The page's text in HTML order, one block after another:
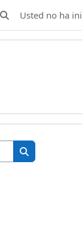
Activar oUsted no ha
Buscar cursos
Buscar cursos